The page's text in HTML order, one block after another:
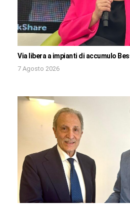
Via libera a impianti di accumulo
7 Agosto 2026